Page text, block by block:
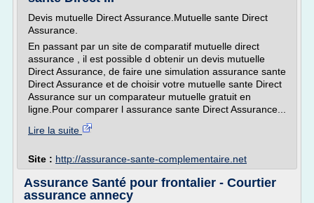
Devis mutuelle Direct Assurance.Mutuelle sante Direct
Assurance.
En passant par un site de comparatif mutuelle direct
assurance , il est possible d obtenir un devis mutuelle
Direct Assurance, de faire une simulation assurance sante
Direct Assurance et de choisir votre mutuelle sante Direct
Assurance sur un comparateur mutuelle gratuit en
ligne.Pour comparer l assurance sante Direct Assurance...
Lire la suite
Site : http://assurance-sante-complementaire.net
Assurance Santé pour frontalier - Courtier
assurance annecy